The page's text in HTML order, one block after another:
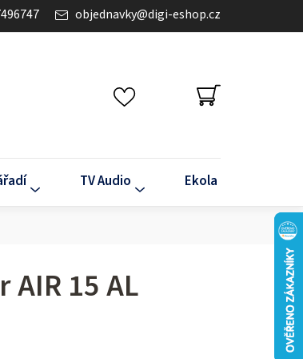
objednavky@digi-eshop.cz
NÁKUPNÍ
KOŠÍK
TV Audio Ekola
15 AL